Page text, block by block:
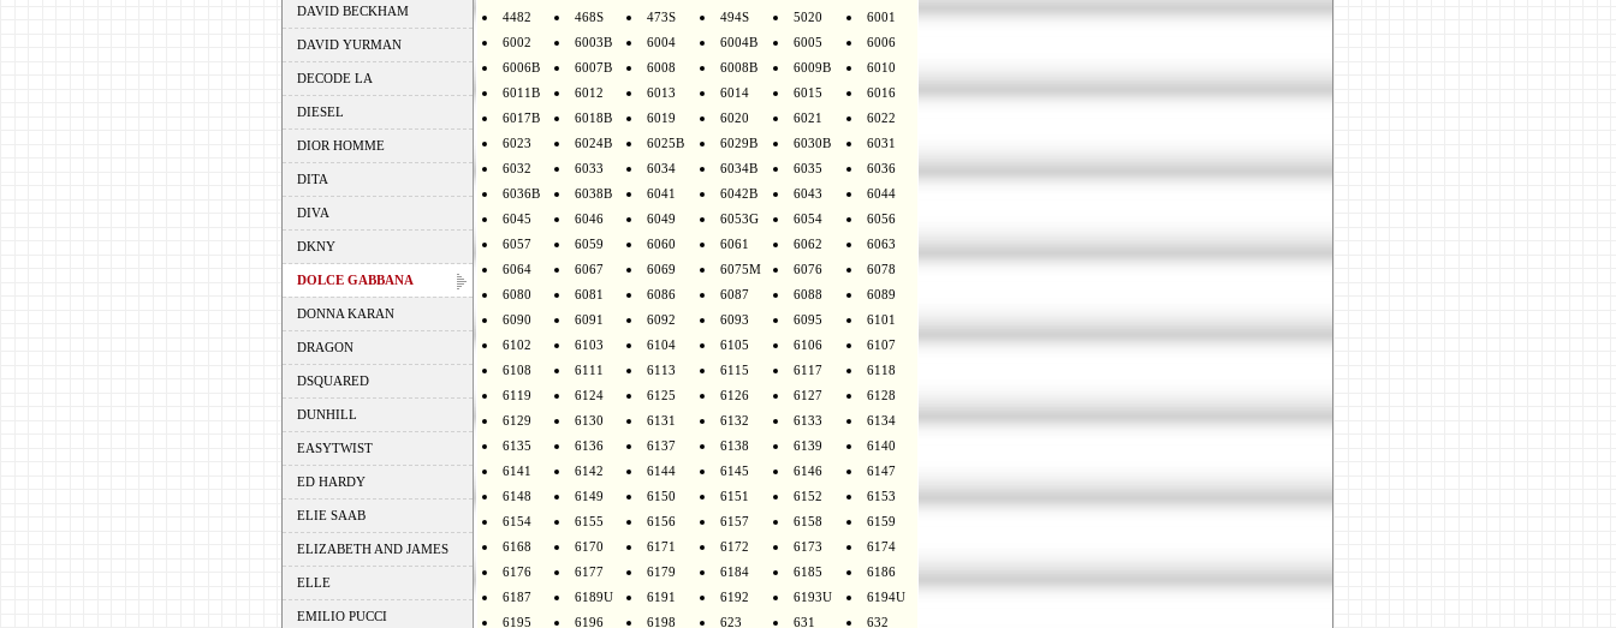
DAVID BECKHAM
DAVID YURMAN
DECODE LA
DIESEL
DIOR HOMME
DITA
DIVA
DKNY
DOLCE GABBANA
DONNA KARAN
DRAGON
DSQUARED
DUNHILL
EASYTWIST
ED HARDY
ELIE SAAB
ELIZABETH AND JAMES
ELLE
EMILIO PUCCI
4482
468S 473S 494S 5020
6001
6002
6003B 6004 6004B 6005
6006
6006B
6007B 6008 6008B 6009B
6010
6011B
6012 6013 6014 6015
6016
6017B
6018B 6019 6020 6021
6022
6023
6024B 6025B 6029B 6030B
6031
6032
6033 6034 6034B 6035
6036
6036B
6038B 6041 6042B 6043
6044
6045
6046 6049 6053G 6054
6056
6057
6059 6060 6061 6062
6063
6064
6067 6069 6075M 6076
6078
6080
6081 6086 6087 6088
6089
6090
6091 6092 6093 6095
6101
6102
6103 6104 6105 6106
6107
6108
6111 6113 6115 6117
6118
6119
6124 6125 6126 6127
6128
6129
6130 6131 6132 6133
6134
6135
6136 6137 6138 6139
6140
6141
6142 6144 6145 6146
6147
6148
6149 6150 6151 6152
6153
6154
6155 6156 6157 6158
6159
6168
6170 6171 6172 6173
6174
6176
6177 6179 6184 6185
6186
6187
6189U 6191 6192 6193U
6194U
6195
6196 6198 623 631
632